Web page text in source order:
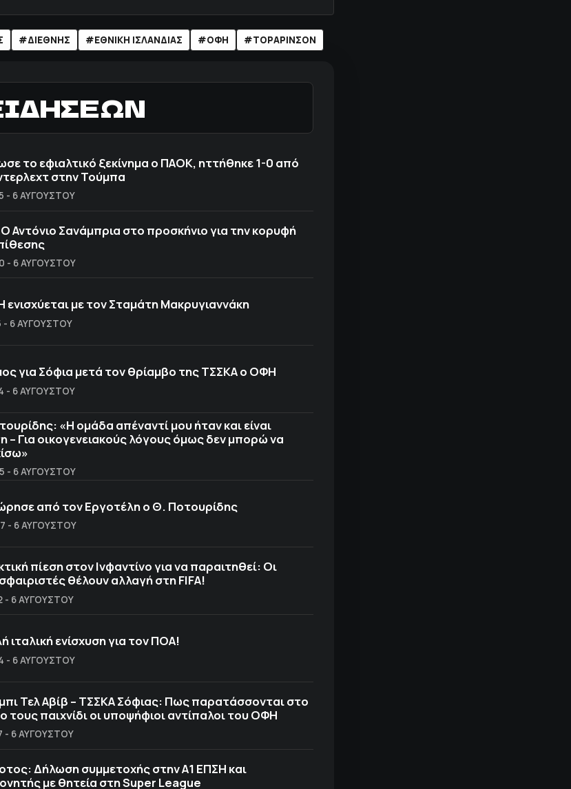
#ΔΙΕΘΝΗΣ #ΕΘΝΙΚΗ ΙΣΛΑΝΔΙΑΣ #ΟΦΗ #ΤΟΡΑΡΙΝΣΟΝ
το εφιαλτικό ξεκίνημα ο ΠΑΟΚ, ηττήθηκε 1-0 από
στην Τούμπα
- 6 ΑΥΓΟΎΣΤΟΥ
Αντόνιο Σανάμπρια στο προσκήνιο για την κορυφή
- 6 ΑΥΓΟΎΣΤΟΥ
με τον Σταμάτη Μακρυγιαννάκη
- 6 ΑΥΓΟΎΣΤΟΥ
για Σόφια μετά τον θρίαμβο της ΤΣΣΚΑ ο ΟΦΗ
- 6 ΑΥΓΟΎΣΤΟΥ
«Η ομάδα απέναντί μου ήταν και είναι
– Για οικογενειακούς λόγους όμως δεν μπορώ να
- 6 ΑΥΓΟΎΣΤΟΥ
από τον Εργοτέλη ο Θ. Ποτουρίδης
- 6 ΑΥΓΟΎΣΤΟΥ
πίεση στον Ινφαντίνο για να παραιτηθεί: Οι
θέλουν αλλαγή στη FIFA!
- 6 ΑΥΓΟΎΣΤΟΥ
ιταλική ενίσχυση για τον ΠΟΑ!
- 6 ΑΥΓΟΎΣΤΟΥ
Τελ Αβίβ – ΤΣΣΚΑ Σόφιας: Πως παρατάσσονται στο
τους παιχνίδι οι υποψήφιοι αντίπαλοι του ΟΦΗ
- 6 ΑΥΓΟΎΣΤΟΥ
Δήλωση συμμετοχής στην Α1 ΕΠΣΗ και
με θητεία στη Super League